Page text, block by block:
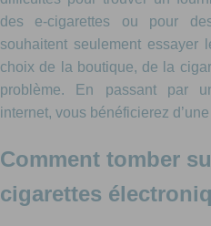
des e-cigarettes ou pour
souhaitent seulement essayer
choix de la boutique, de la
problème. En passant par
internet, vous bénéficierez
Comment tomber
cigarettes